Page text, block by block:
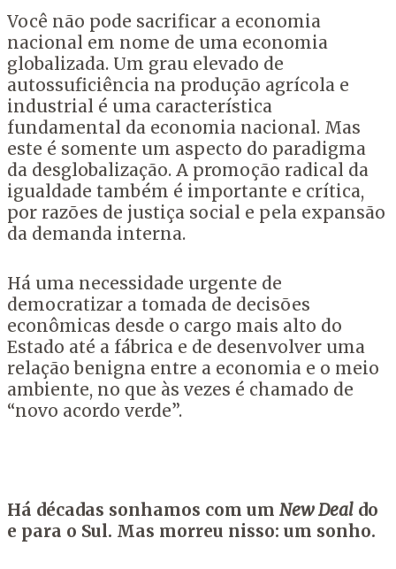
Você não pode sacrificar a economia
nacional em nome de uma economia
globalizada. Um grau elevado de
autossuficiência na produção agrícola e
industrial é uma característica
fundamental da economia nacional. Mas
este é somente um aspecto do paradigma
da desglobalização. A promoção radical da
igualdade também é importante e crítica,
por razões de justiça social e pela expansão
da demanda interna.
Há uma necessidade urgente de
democratizar a tomada de decisões
econômicas desde o cargo mais alto do
Estado até a fábrica e de desenvolver uma
relação benigna entre a economia e o meio
ambiente, no que às vezes é chamado de
“novo acordo verde”.
Há décadas sonhamos com um New Deal do
e para o Sul. Mas morreu nisso: um sonho.